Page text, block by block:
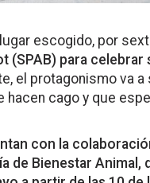
escogido, por
(SPAB) para celebrar
el protagonismo va a
hacen cago y que
con la
de Bienestar Animal,